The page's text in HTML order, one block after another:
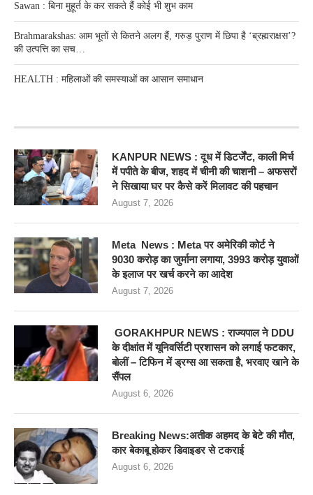
Sawan : बिना मुहूर्त के कर सकते हैं कोई भी शुभ काम
Brahmarakshas: आम भूतों से कितने अलग हैं, गरुड़ पुराण में छिपा है ‘ब्रह्मराक्षस’?
की उत्पत्ति का सच…
HEALTH : महिलाओं की समस्‍याओं का आसान समाधान
KANPUR NEWS : दूध में डिटर्जेंट, काली मिर्च
में पपीते के बीज, शहद में चीनी की चाशनी – अफसरों
ने सिखाया घर पर कैसे करें मिलावट की पहचान
August 7, 2026
Meta News : Meta पर अमेरिकी कोर्ट ने
9030 करोड़ का जुर्माना लगाया, 3993 करोड़ युवाओं
के इलाज पर खर्च करने का आदेश
August 7, 2026
GORAKHPUR NEWS : राज्यपाल ने DDU
के दीक्षांत में यूनिवर्सिटी प्रशासन को लगाई फटकार,
बोलीं – टिफिन में ड्रग्स आ सकता है, भरवाए खाने के
सैंपल
August 6, 2026
Breaking News:अतीक अहमद के बेटे की मौत,
कार बेकाबू होकर डिवाइडर से टकराई
August 6, 2026